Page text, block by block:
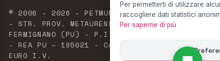
© 2006 - 2026 - PETMUFFIN - MILLSTORE SRL
- STR. PROV. METAURENSE, 20 - 61033
FERMIGNANO (PU) - P.I. E C.F. 02603420411
- REA PU – 195021 - CAPITALE SOCIALE 2.500
EURO I.V.
Per permetterti di utilizzare
raccogliere dati statistici
Per saperne di più